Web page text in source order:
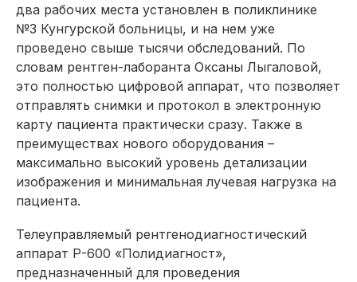
два рабочих места установлен в поликлинике
№3 Кунгурской больницы, и на нем уже
проведено свыше тысячи обследований. По
словам рентген-лаборанта Оксаны Лыгаловой,
это полностью цифровой аппарат, что позволяет
отправлять снимки и протокол в электронную
карту пациента практически сразу. Также в
преимуществах нового оборудования –
максимально высокий уровень детализации
изображения и минимальная лучевая нагрузка на
пациента.
Телеуправляемый рентгенодиагностический
аппарат Р-600 «Полидиагност»,
предназначенный для проведения